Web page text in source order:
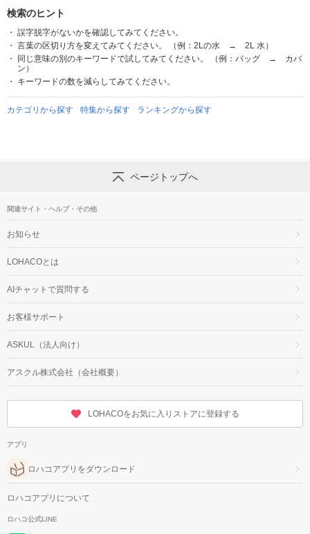
検索のヒント
誤字脱字がないかを確認してみてください。
言葉の区切り方を変えてみてください。 （例：2Lの水 → 2L 水）
同じ意味の別のキーワードで試してみてください。 （例：バッグ → カバ
ン）
キーワードの数を減らしてみてください。
カテゴリから探す 特集から探す ランキングから探す
ページトップへ
関連サイト・ヘルプ・その他
お知らせ
LOHACOとは
AIチャットで質問する
お客様サポート
ASKUL（法人向け）
アスクル株式会社（会社概要）
LOHACOをお気に入りストアに登録する
アプリ
ロハコアプリをダウンロード
ロハコアプリについて
ロハコ公式LINE